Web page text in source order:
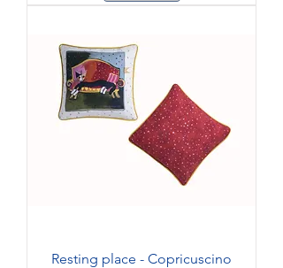
Resting place - Copricuscino